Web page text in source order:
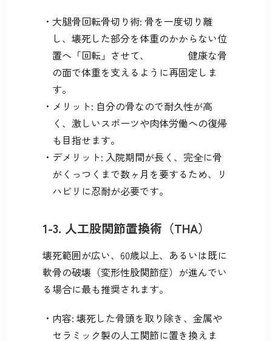
大腿骨回転骨切り術: 骨を一度切り離
し、壊死した部分を体重のかからない位
置へ「回転」させて、 健康な骨
の面で体重を支えるように再固定しま
す。
メリット: 自分の骨なので耐久性が高
く、激しいスポーツや肉体労働への復帰
も目指せます。
デメリット: 入院期間が長く、完全に骨
がくっつくまで数ヶ月を要するため、リ
ハビリに忍耐が必要です。
1-3. 人工股関節置換術（THA）
壊死範囲が広い、60歳以上、あるいは既に
軟骨の破壊（変形性股関節症）が進んでい
る場合に最も推奨されます。
内容: 壊死した骨頭を取り除き、金属や
セラミック製の人工関節に置き換えま